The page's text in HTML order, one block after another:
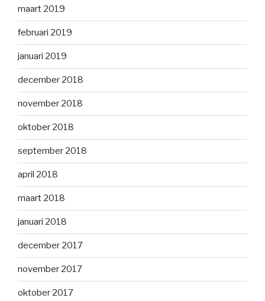
maart 2019
februari 2019
januari 2019
december 2018
november 2018
oktober 2018
september 2018
april 2018
maart 2018
januari 2018
december 2017
november 2017
oktober 2017